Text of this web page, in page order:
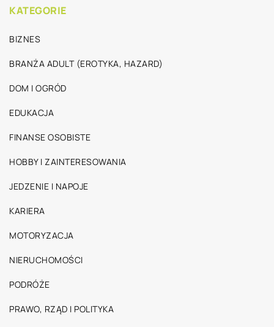
KATEGORIE
BIZNES
BRANŻA ADULT (EROTYKA, HAZARD)
DOM I OGRÓD
EDUKACJA
FINANSE OSOBISTE
HOBBY I ZAINTERESOWANIA
JEDZENIE I NAPOJE
KARIERA
MOTORYZACJA
NIERUCHOMOŚCI
PODRÓŻE
PRAWO, RZĄD I POLITYKA